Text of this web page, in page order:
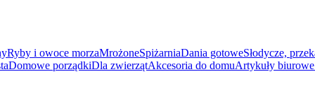
Ryby i owoce morzaMrożoneSpiżarniaDania gotoweSłodycze,
Domowe porządkiDla zwierzątAkcesoria do domuArtykuły